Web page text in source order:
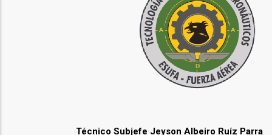
Técnico Subjefe Jeyson Albeiro Ruíz Parra